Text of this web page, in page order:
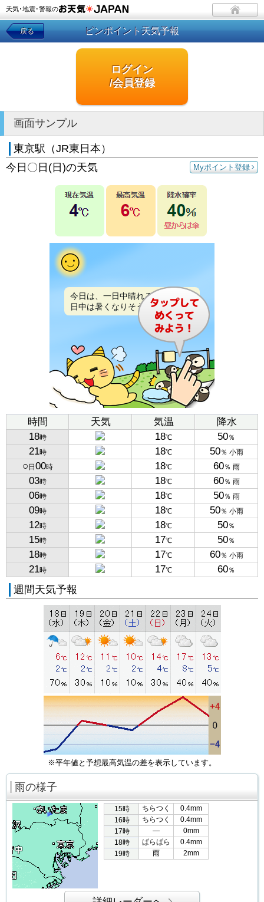
天気･地震･警報の
戻る ピンポイント天気予報
ログイン
/会員登録
画面サンプル
東京駅（JR東日本）
Myポイント登録
今日〇日(日)の天気
今日は、一日中晴れるでしょう。
日中は暑くなりそうです。
時間 天気 気温
降水
18時 18℃ 50％
21時 18℃ 50％ 小雨
○ 日 00時 18℃ 60％ 雨
03時 18℃ 60％ 雨
06時 18℃ 50％ 雨
09時 18℃ 50％ 小雨
12時 18℃ 50％
15時 17℃ 50％
18時 17℃ 60％ 小雨
21時 17℃ 60％
週間天気予報
※平年値と予想最高気温の差を表示しています。
雨の様子
15時 ちらつく
0.4mm
16時
ちらつく
0.4mm
17時
―
0mm
18時
ぱらぱら
0.4mm
19時
雨 2mm